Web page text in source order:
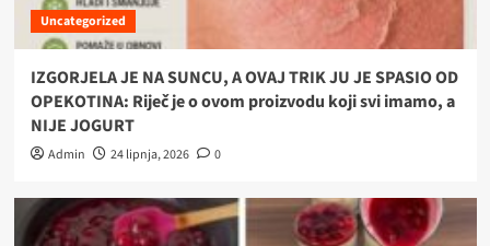
Uncategorized
IZGORJELA JE NA SUNCU, A OVAJ TRIK JU JE SPASIO OD
OPEKOTINA: Riječ je o ovom proizvodu koji svi imamo, a
NIJE JOGURT
Admin 24 lipnja, 2026 0